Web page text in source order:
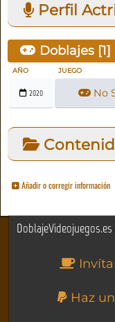
Perfil
Doblajes [1]
AÑO JUEGO
2020 No
Añadir o corregir información
Haz